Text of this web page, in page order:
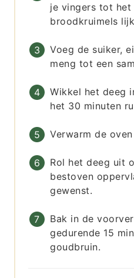
je vingers tot het
broodkruimels
Voeg de suiker,
meng tot een
Wikkel het deeg
het 30 minuten
Verwarm de
Rol het deeg uit
bestoven
gewenst.
Bak in de
gedurende 15
goudbruin.